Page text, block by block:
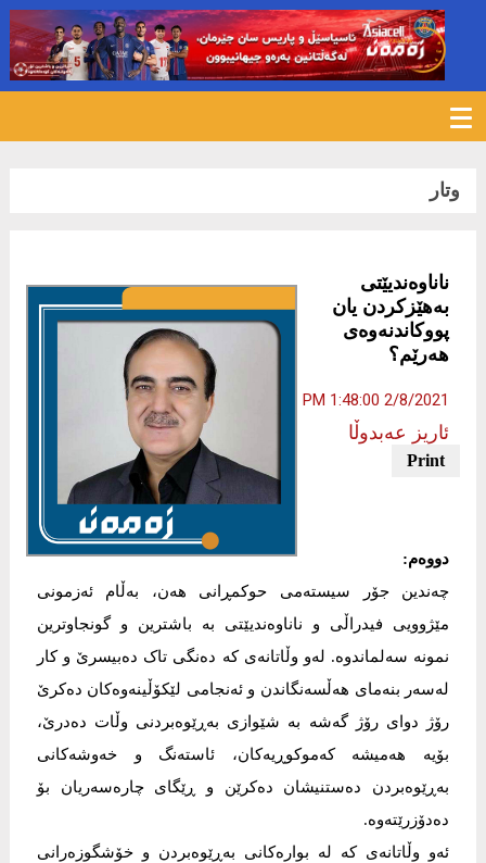
وتار
ناناوەندیێتی
بەهێزکردن یان
پووکاندنەوەی
هەرێم؟
2/8/2021 1:48:00 PM
ئاریز عەبدوڵا
دووەم:
چەندین جۆر سیستەمی حوکمڕانی هەن، بەڵام ئەزمونی
مێژوویی فیدراڵی و ناناوەندیێتی بە باشترین و گونجاوترین
نمونە سەلماندوە. لەو وڵاتانەی کە دەنگی تاک دەبیسرێ و کار
لەسەر بنەمای هەڵسەنگاندن و ئەنجامی لێکۆڵینەوەکان دەکرێ
رۆژ دوای رۆژ گەشە بە شێوازی بەڕێوەبردنی وڵات دەدرێ،
بۆیە هەمیشە کەموکوڕیەکان، ئاستەنگ و خەوشەکانی
بەڕێوەبردن دەستنیشان دەکرێن و ڕێگای چارەسەریان بۆ
دەدۆزرێتەوە.
ئەو وڵاتانەی کە لە بوارەکانی بەڕێوەبردن و خۆشگوزەرانی